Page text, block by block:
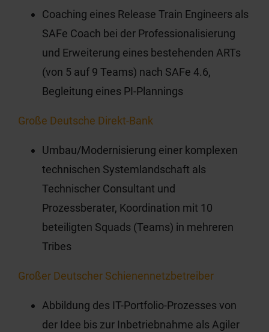
Coaching eines Release Train Engineers als
SAFe Coach bei der Professionalisierung
und Erweiterung eines bestehenden ARTs
(von 5 auf 9 Teams) nach SAFe 4.6,
Begleitung eines PI-Plannings
Große Deutsche Direkt-Bank
Umbau/Modernisierung einer komplexen
technischen Systemlandschaft als
Technischer Consultant und
Prozessberater, Koordination mit 10
beteiligten Squads (Teams) in mehreren
Tribes
Großer Deutscher Schienennetzbetreiber
Abbildung des IT-Portfolio-Prozesses von
der Idee bis zur Inbetriebnahme als Agiler